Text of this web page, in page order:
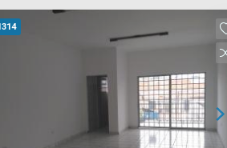
contato com a nossa
e agende a sua visita!!